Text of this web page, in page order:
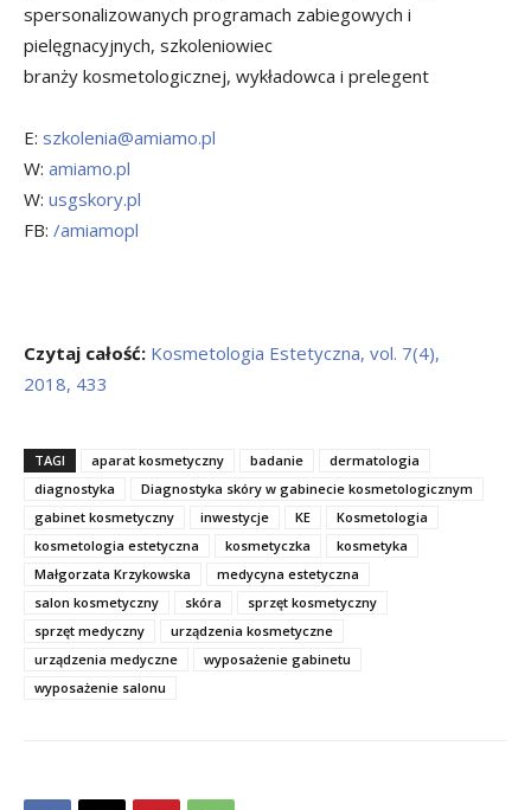
spersonalizowanych programach zabiegowych i
pielęgnacyjnych, szkoleniowiec
branży kosmetologicznej, wykładowca i prelegent
E: szkolenia@amiamo.pl
W: amiamo.pl
W: usgskory.pl
FB: /amiamopl
Czytaj całość: Kosmetologia Estetyczna, vol. 7(4),
2018, 433
TAGI aparat kosmetyczny badanie
dermatologia
diagnostyka
Diagnostyka skóry w gabinecie kosmetologicznym
gabinet kosmetyczny
inwestycje KE
Kosmetologia
kosmetologia estetyczna
kosmetyczka
kosmetyka
Małgorzata Krzykowska
medycyna estetyczna
salon kosmetyczny
skóra
sprzęt kosmetyczny
sprzęt medyczny
urządzenia kosmetyczne
urządzenia medyczne
wyposażenie gabinetu
wyposażenie salonu